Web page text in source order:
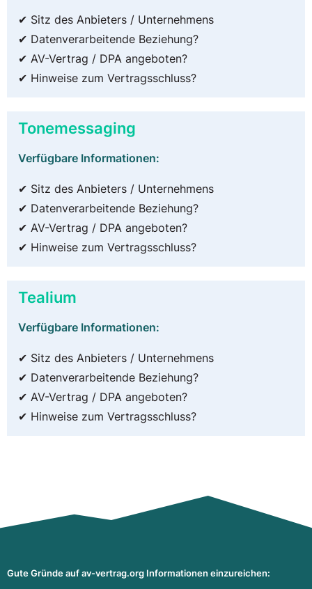
✔ Sitz des Anbieters / Unternehmens
✔ Datenverarbeitende Beziehung?
✔ AV-Vertrag / DPA angeboten?
✔ Hinweise zum Vertragsschluss?
Tonemessaging
Verfügbare Informationen:
✔ Sitz des Anbieters / Unternehmens
✔ Datenverarbeitende Beziehung?
✔ AV-Vertrag / DPA angeboten?
✔ Hinweise zum Vertragsschluss?
Tealium
Verfügbare Informationen:
✔ Sitz des Anbieters / Unternehmens
✔ Datenverarbeitende Beziehung?
✔ AV-Vertrag / DPA angeboten?
✔ Hinweise zum Vertragsschluss?
Gute Gründe auf av-vertrag.org Informationen einzureichen: